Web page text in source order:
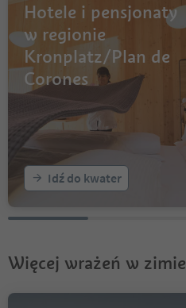
Hotele i pensjonaty
w regionie
Kronplatz/Plan de
Corones
Idź do kwater
Więcej wrażeń w zimie